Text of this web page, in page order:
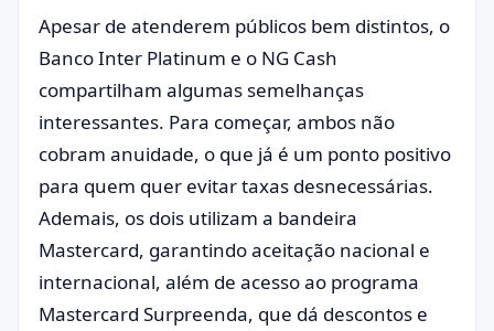
Apesar de atenderem públicos bem distintos, o
Banco Inter Platinum e o NG Cash
compartilham algumas semelhanças
interessantes. Para começar, ambos não
cobram anuidade, o que já é um ponto positivo
para quem quer evitar taxas desnecessárias.
Ademais, os dois utilizam a bandeira
Mastercard, garantindo aceitação nacional e
internacional, além de acesso ao programa
Mastercard Surpreenda, que dá descontos e